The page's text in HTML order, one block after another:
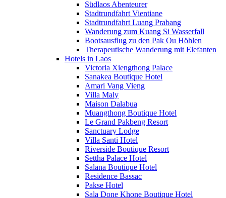
Südlaos Abenteurer
Stadtrundfahrt Vientiane
Stadtrundfahrt Luang Prabang
Wanderung zum Kuang Si Wasserfall
Bootsausflug zu den Pak Ou Höhlen
Therapeutische Wanderung mit Elefanten
Hotels in Laos
Victoria Xiengthong Palace
Sanakea Boutique Hotel
Amari Vang Vieng
Villa Maly
Maison Dalabua
Muangthong Boutique Hotel
Le Grand Pakbeng Resort
Sanctuary Lodge
Villa Santi Hotel
Riverside Boutique Resort
Settha Palace Hotel
Salana Boutique Hotel
Residence Bassac
Pakse Hotel
Sala Done Khone Boutique Hotel